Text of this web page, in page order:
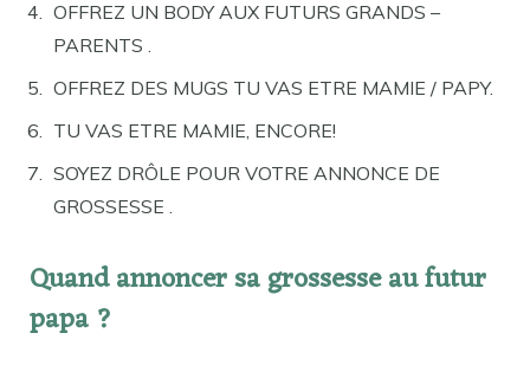
OFFREZ UN BODY AUX FUTURS GRANDS –
PARENTS .
OFFREZ DES MUGS TU VAS ETRE MAMIE / PAPY.
TU VAS ETRE MAMIE, ENCORE!
SOYEZ DRÔLE POUR VOTRE ANNONCE DE
GROSSESSE .
Quand annoncer sa grossesse au futur
papa ?